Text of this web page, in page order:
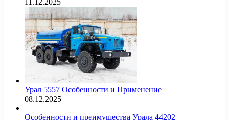
Урал 5557 Особенности и Применение
08.12.2025
Особенности и преимущества Урала 44202